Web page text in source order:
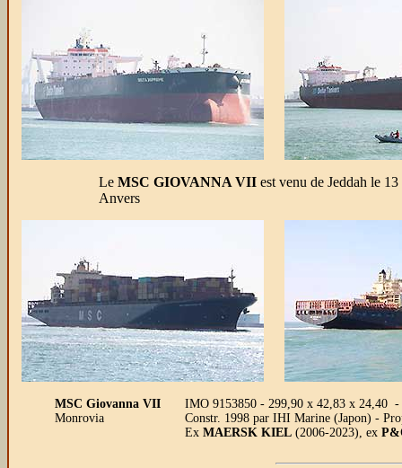
Le MSC GIOVANNA VII est venu de Jeddah le
Anvers
MSC Giovanna VII
Monrovia
IMO 9153850 - 299,90 x 42,83 x 24,40 -
Constr. 1998 par IHI Marine (Japon) -
Ex MAERSK KIEL (2006-2023), ex